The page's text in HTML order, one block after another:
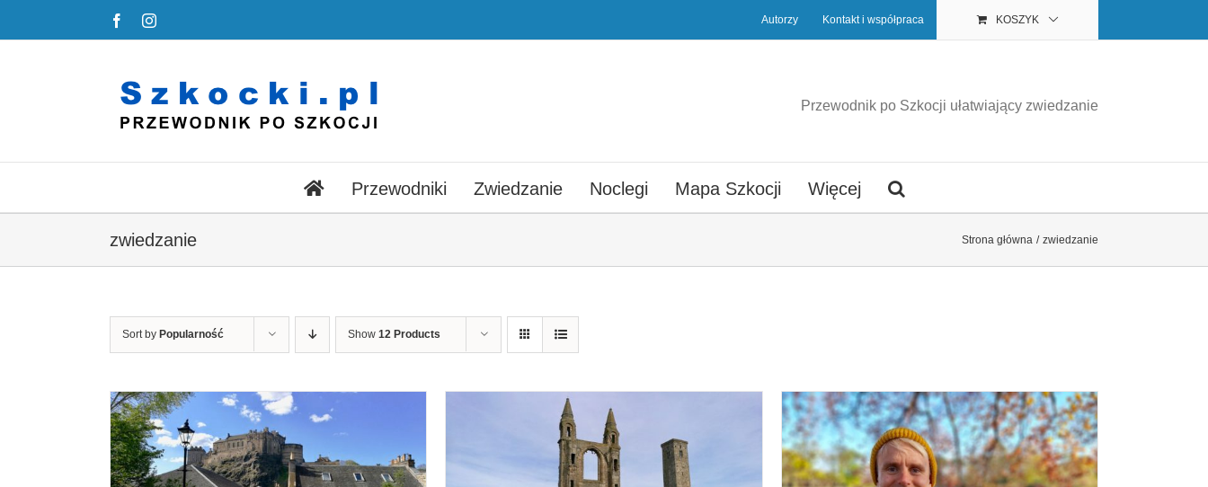
do
FacebookInstagram Autorzy Kontakt i współpraca KOSZYK
Przewodnik po Szkocji ułatwiający zwiedzanie
Przewodniki Zwiedzanie Noclegi Mapa Szkocji Więcej
zwiedzanie Strona główna zwiedzanie
Sort by Popularność Show 12 Products